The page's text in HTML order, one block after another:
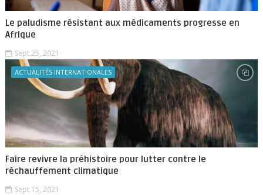
Le paludisme résistant aux médicaments progresse en
Afrique
Sept 25, 2021
ACTUALITÉS INTERNATIONALES
Faire revivre la préhistoire pour lutter contre le
réchauffement climatique
Sept 15, 2021